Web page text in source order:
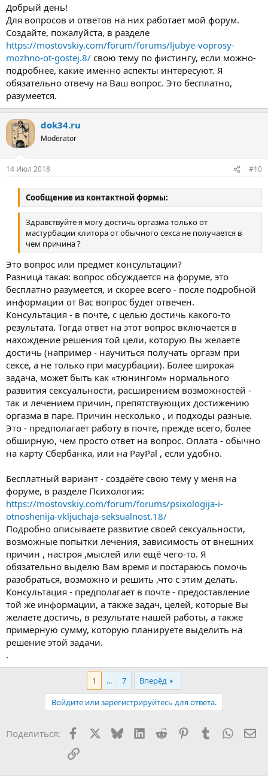
Добрый день!
Для вопросов и ответов на них работает мой форум.
Создайте, пожалуйста, в разделе
https://mostovskiy.com/forum/forums/ljubye-voprosy-
mozhno-ot-gostej.8/ свою тему по фистингу, если можно-
подробнее, какие именно аспекты интересуют. Я
обязательно отвечу на Ваш вопрос. Это бесплатно,
разумеется.
dok34.ru
Moderator
14 Июл 2018 #10
Сообщение из контактной формы:
Здравствуйте я могу достичь оргазма только от
мастурбации клитора от обычного секса не получается в
чем причина ?
Это вопрос или предмет консультации?
Разница такая: вопрос обсуждается на форуме, это
бесплатно разумеется, и скорее всего - после подробной
информации от Вас вопрос будет отвечен.
Консультация - в почте, с целью достичь какого-то
результата. Тогда ответ на этот вопрос включается в
нахождение решения той цели, которую Вы желаете
достичь (например - научиться получать оргазм при
сексе, а не только при масурбации). Более широкая
задача, может быть как «тюнингом» нормального
развития сексуальности, расширением возможностей -
так и лечением причин, препятствующих достижению
оргазма в паре. Причин несколько , и подходы разные.
Это - предполагает работу в почте, прежде всего, более
обширную, чем просто ответ на вопрос. Оплата - обычно
на карту Сбербанка, или на PayPal , если удобно.
Бесплатный вариант - создаёте свою тему у меня на
форуме, в разделе Психология:
https://mostovskiy.com/forum/forums/psixologija-i-
otnoshenija-vkljuchaja-seksualnost.18/
Подробно описываете развитие своей сексуальности,
возможные попытки лечения, зависимость от внешних
причин , настроя ,мыслей или ещё чего-то. Я
обязательно выделю Вам время и постараюсь помочь
разобраться, возможно и решить ,что с этим делать.
Консультация - предполагает в почте - предоставление
той же информации, а также задач, целей, которые Вы
желаете достичь, в результате нашей работы, а также
примерную сумму, которую планируете выделить на
решение этой задачи.
.
1 ... 7
Вперёд
Войдите или зарегистрируйтесь для ответа.
Поделиться: Facebook BlueskyLinkedIn
Reddit PinterestTumblr
Ссылка